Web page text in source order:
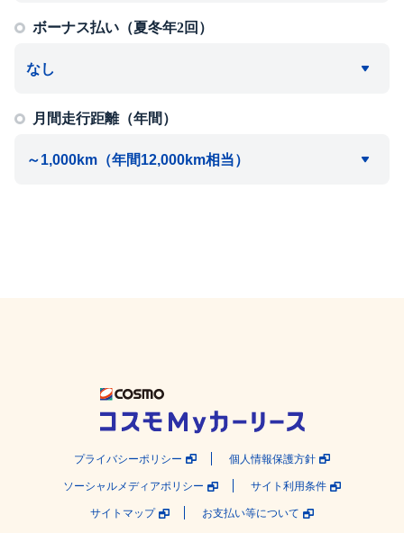
ボーナス払い（夏冬年2回）
月間走行距離（年間）
プライバシーポリシー 個人情報保護方針
ソーシャルメディアポリシー サイト利用条件
サイトマップ お支払い等について